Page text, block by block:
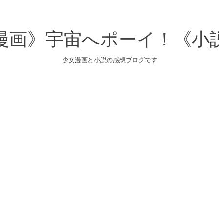
画》宇宙へポーイ！《小
少女漫画と小説の感想ブログです